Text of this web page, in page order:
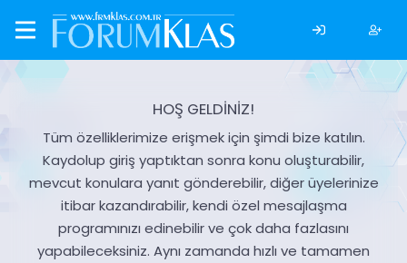
HOŞ GELDİNİZ!
Tüm özelliklerimize erişmek için şimdi bize katılın.
Kaydolup giriş yaptıktan sonra konu oluşturabilir,
mevcut konulara yanıt gönderebilir, diğer üyelerinize
itibar kazandırabilir, kendi özel mesajlaşma
programınızı edinebilir ve çok daha fazlasını
yapabileceksiniz. Aynı zamanda hızlı ve tamamen